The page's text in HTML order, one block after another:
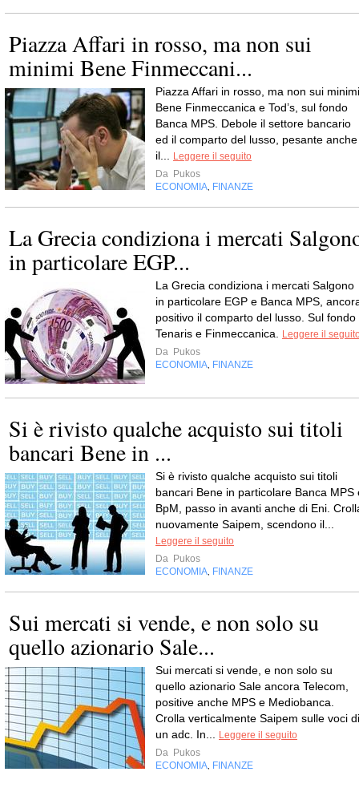
Piazza Affari in rosso, ma non sui
minimi Bene Finmeccani...
Piazza Affari in rosso, ma non sui minimi
Bene Finmeccanica e Tod’s, sul fondo
Banca MPS. Debole il settore bancario
ed il comparto del lusso, pesante anche
il...
Leggere il seguito
Da Pukos
ECONOMIA FINANZE
La Grecia condiziona i mercati
in particolare EGP...
La Grecia condiziona i mercati Salgono
in particolare EGP e Banca MPS,
positivo il comparto del lusso. Sul fondo
Tenaris e Finmeccanica.
Leggere il
Da Pukos
ECONOMIA FINANZE
Si è rivisto qualche acquisto sui titoli
bancari Bene in ...
Si è rivisto qualche acquisto sui titoli
bancari Bene in particolare Banca MPS
BpM, passo in avanti anche di Eni.
nuovamente Saipem, scendono il...
Leggere il seguito
Da Pukos
ECONOMIA FINANZE
Sui mercati si vende, e non solo su
quello azionario Sale...
Sui mercati si vende, e non solo su
quello azionario Sale ancora Telecom,
positive anche MPS e Mediobanca.
Crolla verticalmente Saipem sulle voci di
un adc. In...
Leggere il seguito
Da Pukos
ECONOMIA FINANZE